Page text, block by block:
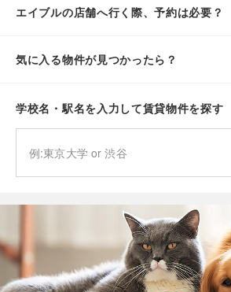
エイブルの店舗へ行く際、予約は必要？
気に入る物件が見つかったら？
学校名・駅名を入力して賃貸物件を探す